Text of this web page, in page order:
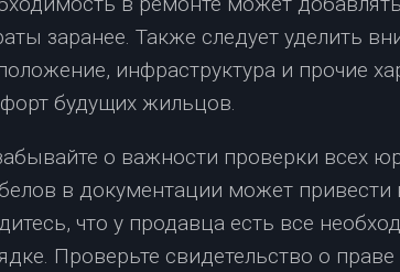
заранее. Также следует уделить
инфраструктура и прочие
будущих жильцов.
о важности проверки всех
в документации может
что у продавца есть все
Проверьте свидетельство о